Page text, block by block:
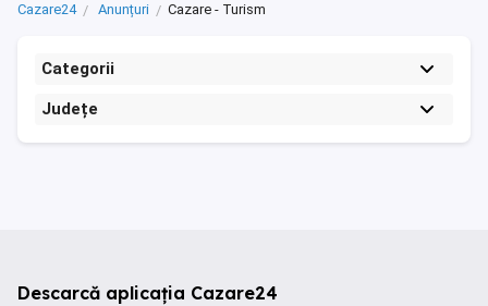
Cazare24 Anunțuri Cazare - Turism
Categorii
Județe
Descarcă aplicația Cazare24